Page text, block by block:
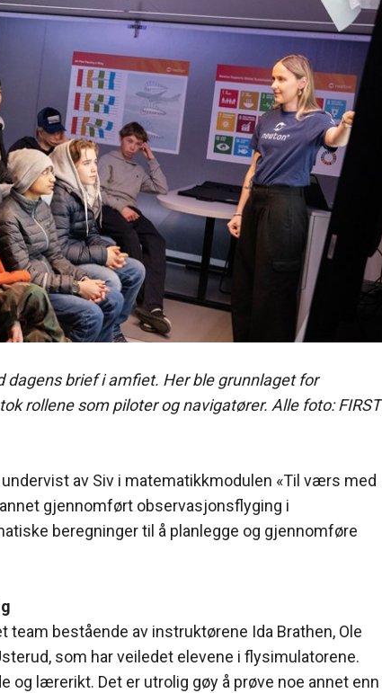
dagens brief i amfiet. Her ble grunnlaget for
rollene som piloter og navigatører. Alle foto: FIRST
av Siv i matematikkmodulen «Til værs med
gjennomført observasjonsflyging i
beregninger til å planlegge og gjennomføre
team bestående av instruktørene Ida Brathen, Ole
som har veiledet elevene i flysimulatorene.
og lærerikt. Det er utrolig gøy å prøve noe annet enn